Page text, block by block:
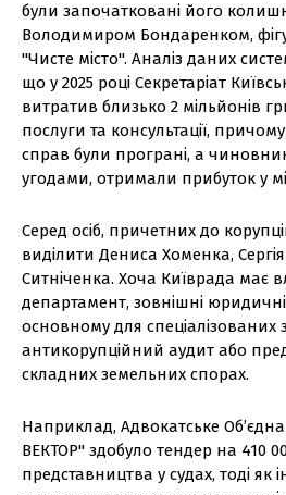
були започатковані його
Володимиром Бондаренком,
"Чисте місто". Аналіз даних
що у 2025 році Секретаріат
витратив близько 2 мільйонів
послуги та консультації,
справ були програні, а
угодами, отримали прибуток у
Серед осіб, причетних до
виділити Дениса Хоменка,
Ситніченка. Хоча Київрада має
департамент, зовнішні
основному для спеціалізованих
антикорупційний аудит або
складних земельних спорах.
Наприклад, Адвокатське
ВЕКТОР" здобуло тендер на 410
представництва у судах, тоді як